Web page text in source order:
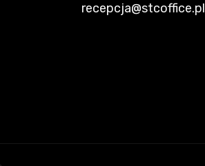
recepcja@stcoffice.pl